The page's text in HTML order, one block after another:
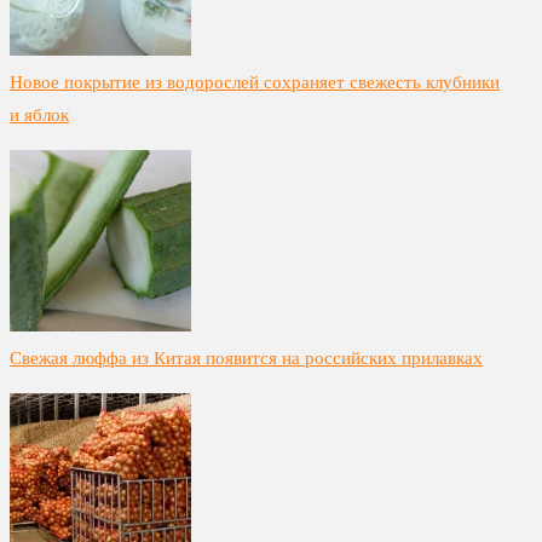
Новое покрытие из водорослей сохраняет свежесть клубники
и яблок
Свежая люффа из Китая появится на российских прилавках